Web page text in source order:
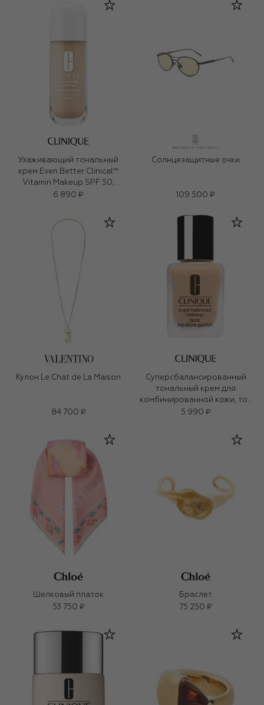
Ухаживающий тональный
крем Even Better Clinical™
Vitamin Makeup SPF 50,
оттенок Light Cool 2 (30ml)
6 890 ₽
Солнцезащитные очки
109 500 ₽
Кулон Le Chat de La Maison
84 700 ₽
Суперсбалансированный
тональный крем для
комбинированной кожи, тон
27
5 990 ₽
Шелковый платок
53 750 ₽
Браслет
75 250 ₽